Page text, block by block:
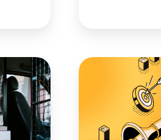
Analytique
l’exploitation